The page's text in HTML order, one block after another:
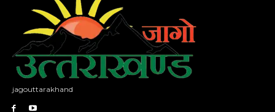
jagouttarakhand